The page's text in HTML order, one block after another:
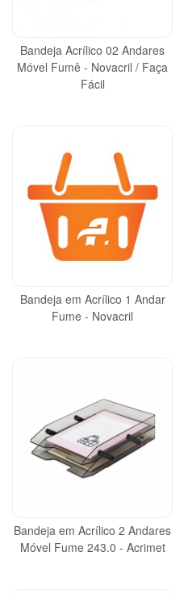
Bandeja Acrílico 02 Andares
Móvel Fumê - Novacril / Faça
Fácil
Bandeja em Acrílico 1 Andar
Fume - Novacril
Bandeja em Acrílico 2 Andares
Móvel Fume 243.0 - Acrimet